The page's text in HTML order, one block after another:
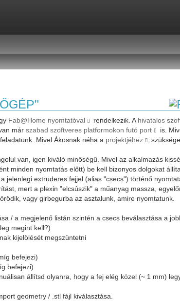
Fab@Home nyomtatóval rendelkezik. A hivatalos
már szabad szoftveres platformokon futó port
is.
Mivel Ákosnak néha a projektjéhez
van, igen kiváló minőségű. Mivel az alkalmazás
minden nyomtatás előtt) be kell bizonyos dolgokat
jelenlegi extruderes fejjel (alias "csecs") történő
mert a plexin "elcsúszik" a műanyag massza,
vagy girbegurba az asztalunk, amire nyomtatunk.
/ a megjelenő listán szintén a csecs beválasztása a
megint kell?)
kijelölését megszüntetni
befejezi)
befejezi)
állítsd olyanra, hogy a fej elég közel (~ 1 mm)
geometry / .stl fájl kiválasztása.